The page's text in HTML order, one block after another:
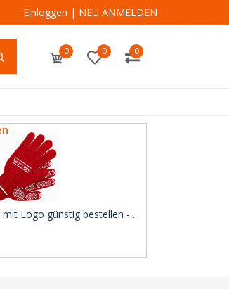
Einloggen | NEU ANMELDEN
0 0 0
Logo günstig bestellen - ..